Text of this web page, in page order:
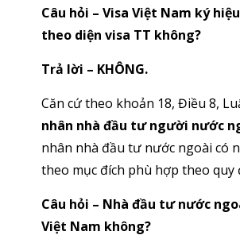
Câu hỏi – Visa Việt Nam ký
theo diện visa TT không?
Trả lời – KHÔNG.
Căn cứ theo khoản 18, Điều 8,
nhân nhà đầu tư người nước
nhân nhà đầu tư nước ngoài có
theo mục đích phù hợp theo quy
Câu hỏi – Nhà đầu tư nước
Việt Nam không?